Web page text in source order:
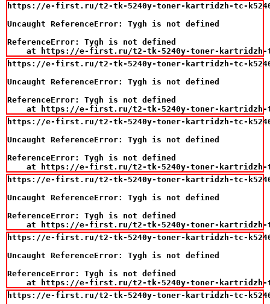
https://e-first.ru/t2-tk-5240y-toner-kartridzh-tc-k5240y-
Uncaught ReferenceError: Tygh is not defined
ReferenceError: Tygh is not defined
at https://e-first.ru/t2-tk-5240y-toner-
https://e-first.ru/t2-tk-5240y-toner-kartridzh-tc-k5240y-
Uncaught ReferenceError: Tygh is not defined
ReferenceError: Tygh is not defined
at https://e-first.ru/t2-tk-5240y-toner-
https://e-first.ru/t2-tk-5240y-toner-kartridzh-tc-k5240y-
Uncaught ReferenceError: Tygh is not defined
ReferenceError: Tygh is not defined
at https://e-first.ru/t2-tk-5240y-toner-
https://e-first.ru/t2-tk-5240y-toner-kartridzh-tc-k5240y-
Uncaught ReferenceError: Tygh is not defined
ReferenceError: Tygh is not defined
at https://e-first.ru/t2-tk-5240y-toner-
https://e-first.ru/t2-tk-5240y-toner-kartridzh-tc-k5240y-
Uncaught ReferenceError: Tygh is not defined
ReferenceError: Tygh is not defined
at https://e-first.ru/t2-tk-5240y-toner-
https://e-first.ru/t2-tk-5240y-toner-kartridzh-tc-k5240y-